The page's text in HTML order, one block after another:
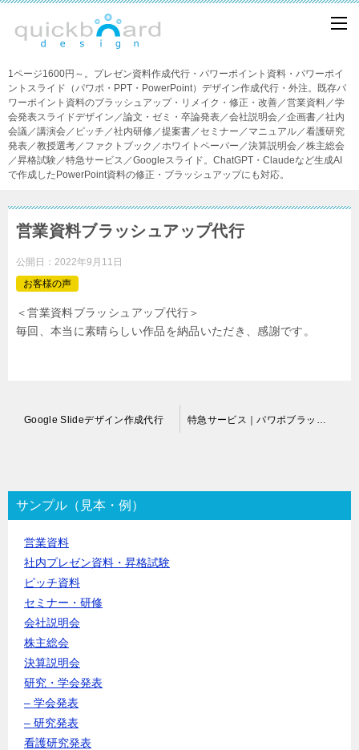
1ページ1600円～。プレゼン資料作成代行・パワーポイント資料・パワーポイ
ントスライド（パワポ・PPT・PowerPoint）デザイン作成代行・外注。既存パ
ワーポイント資料のブラッシュアップ・リメイク・修正・改善／営業資料／学
会発表スライドデザイン／論文・ゼミ・卒論発表／会社説明会／企画書／社内
会議／講演会／ピッチ／社内研修／提案書／セミナー／マニュアル／看護研究
発表／教授選考／ファクトブック／ホワイトペーパー／決算説明会／株主総会
／昇格試験／特急サービス／Googleスライド。ChatGPT・Claudeなど生成AI
で作成したPowerPoint資料の修正・ブラッシュアップにも対応。
営業資料ブラッシュアップ代行
公開日： 2022年9月11日
お客様の声
＜営業資料ブラッシュアップ代行＞
毎回、本当に素晴らしい作品を納品いただき、感謝です。
ゲ
ー
シ
Google Slideデザイン作成代行
サンプル（見本・例）
営業資料
社内プレゼン資料・昇格試験
ピッチ資料
セミナー・研修
会社説明会
株主総会
決算説明会
研究・学会発表
– 学会発表
– 研究発表
看護研究発表